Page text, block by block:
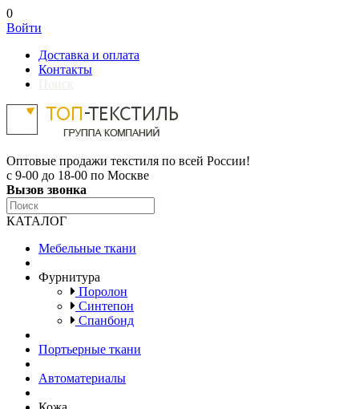
0
Войти
Доставка и оплата
Контакты
Оптовые продажи текстиля по всей России!
с 9-00 до 18-00 по Москве
Вызов звонка
КАТАЛОГ
Мебельные ткани
Фурнитура
Поролон
Синтепон
Спанбонд
Портьерные ткани
Автоматериалы